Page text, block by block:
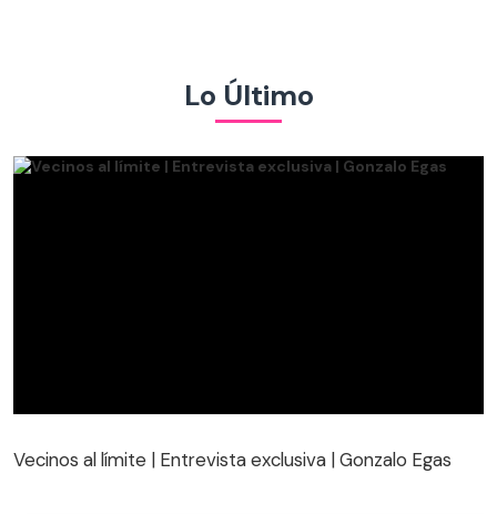
Lo Último
Vecinos al límite | Entrevista exclusiva | Gonzalo Egas